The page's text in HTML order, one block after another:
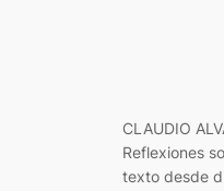
CLAUDIO
Reflexiones
texto desde